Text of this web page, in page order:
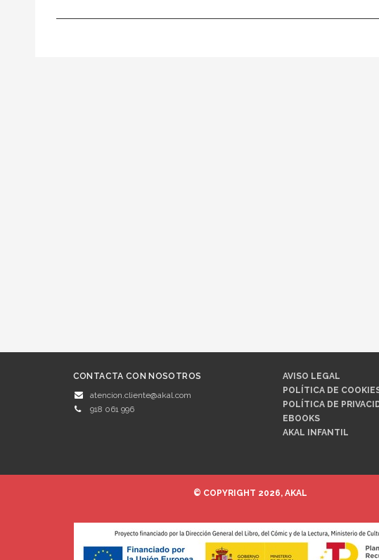
CONTACTA CON NOSOTROS
atencion.cliente@akal.com
918 061 996
AVISO LEGAL
POLÍTICA DE
POLÍTICA DE
EBOOKS
AKAL INFANTIL
© COPYRIGHT 2026, AKAL